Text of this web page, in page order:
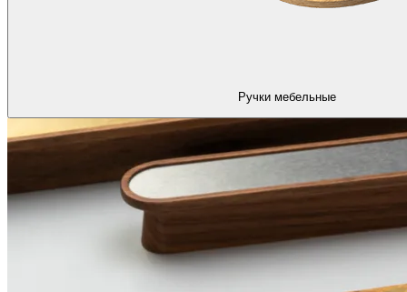
Ручки мебельные